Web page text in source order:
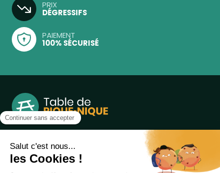
PRIX
DÉGRESSIFS
PAIEMENT
100% SÉCURISÉ
Notre boutique, spécialisée dans la vente de table de
pique-nique et de plein air, est principalement adressée
aux collectvités, aux entreprises privées et publiques et au
associations.